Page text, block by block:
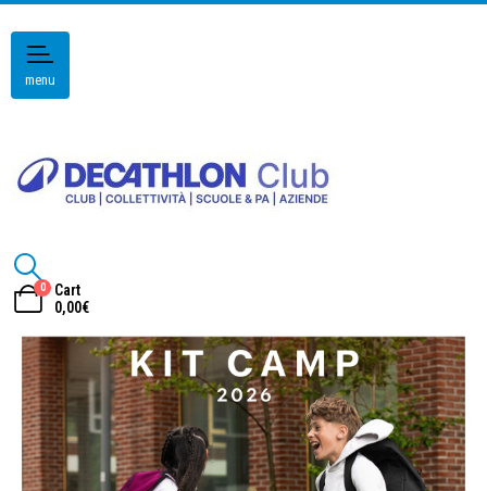
menu
0
Cart
0,00€